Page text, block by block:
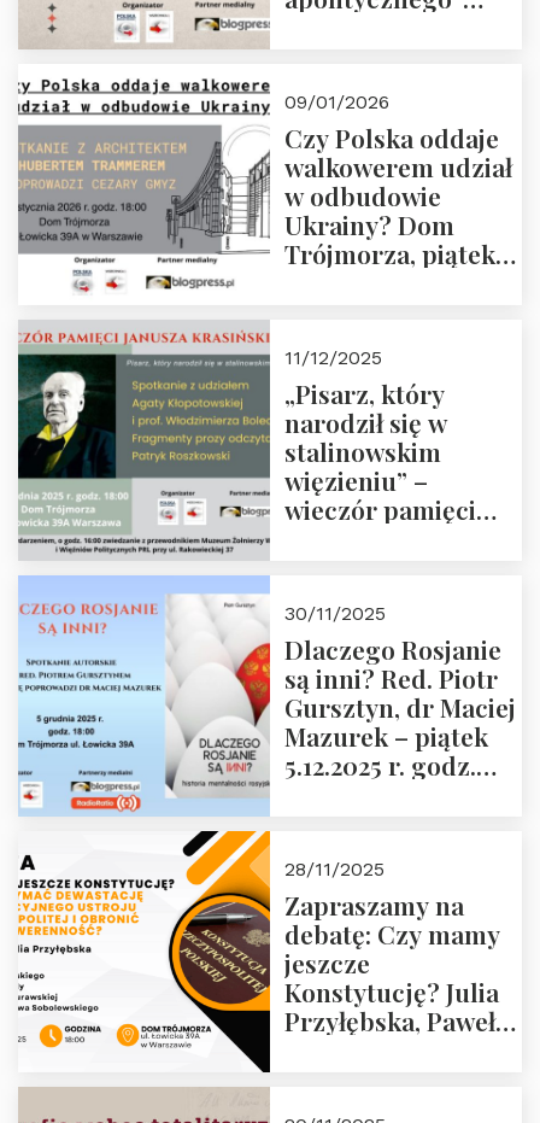
godz. 18:00.
Zapraszamy!
09/01/2026
Czy Polska oddaje
walkowerem udział
w odbudowie
Ukrainy? Dom
Trójmorza, piątek
11/12/2025
„Pisarz, który
narodził się w
stalinowskim
więzieniu” –
wieczór pamięci
zwiedzanie
Muzeum Żołnierzy
Wyklętych i
Więźniów
Politycznych PRL o
godz. 16:00 – 19
30/11/2025
Dlaczego Rosjanie
są inni? Red. Piotr
Gursztyn, dr Maciej
Mazurek – piątek
5.12.2025 r. godz.
28/11/2025
Zapraszamy na
debatę: Czy mamy
jeszcze
Konstytucję? Julia
Przyłębska, Paweł